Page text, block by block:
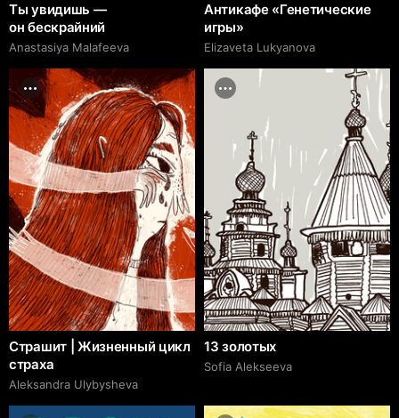
Ты увидишь —
он бескрайний
Anastasiya Malafeeva
Антикафе «Генетические
игры»
Elizaveta Lukyanova
Страшит | Жизненный цикл
страха
Aleksandra Ulybysheva
13 золотых
Sofia Alekseeva